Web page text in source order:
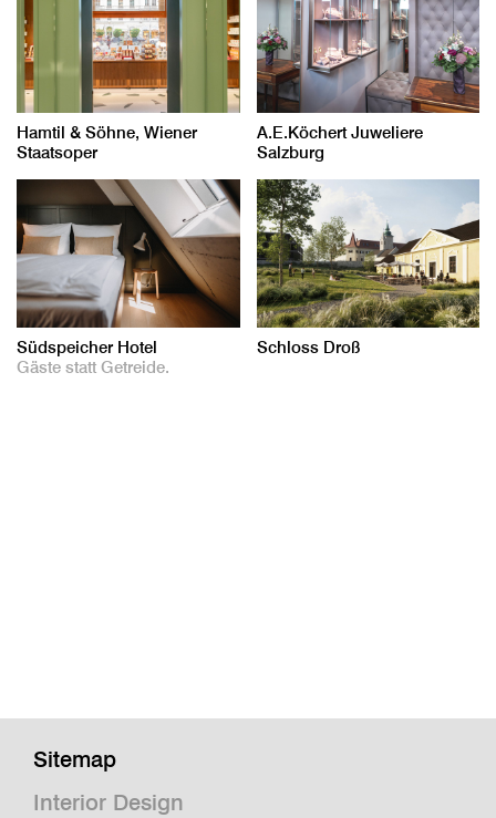
Hamtil & Söhne, Wiener
Staatsoper
A.E.Köchert Juweliere
Salzburg
Südspeicher Hotel
Gäste statt Getreide.
Schloss Droß
Sitemap
Interior Design